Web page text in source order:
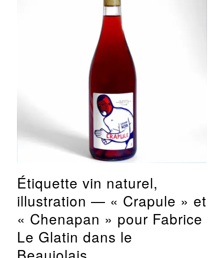
Étiquette vin naturel,
illustration — « Crapule » et
« Chenapan » pour Fabrice
Le Glatin dans le